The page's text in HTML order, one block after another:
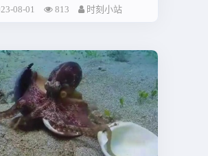
08-01 813 时刻小站